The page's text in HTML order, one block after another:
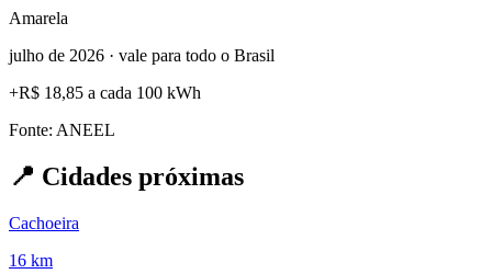
Amarela
julho de 2026 · vale para todo o Brasil
+R$ 18,85 a cada 100 kWh
Fonte: ANEEL
📍 Cidades próximas
Cachoeira
16 km